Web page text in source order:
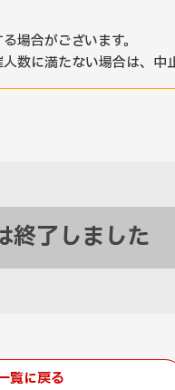
場合がございます。
数に満たない場合は、中
終了しました
覧に戻る